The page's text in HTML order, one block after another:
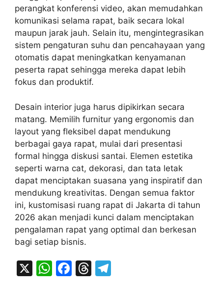
perangkat konferensi video, akan memudahkan
komunikasi selama rapat, baik secara lokal
maupun jarak jauh. Selain itu, mengintegrasikan
sistem pengaturan suhu dan pencahayaan yang
otomatis dapat meningkatkan kenyamanan
peserta rapat sehingga mereka dapat lebih
fokus dan produktif.
Desain interior juga harus dipikirkan secara
matang. Memilih furnitur yang ergonomis dan
layout yang fleksibel dapat mendukung
berbagai gaya rapat, mulai dari presentasi
formal hingga diskusi santai. Elemen estetika
seperti warna cat, dekorasi, dan tata letak
dapat menciptakan suasana yang inspiratif dan
mendukung kreativitas. Dengan semua faktor
ini, kustomisasi ruang rapat di Jakarta di tahun
2026 akan menjadi kunci dalam menciptakan
pengalaman rapat yang optimal dan berkesan
bagi setiap bisnis.
X
W F
T